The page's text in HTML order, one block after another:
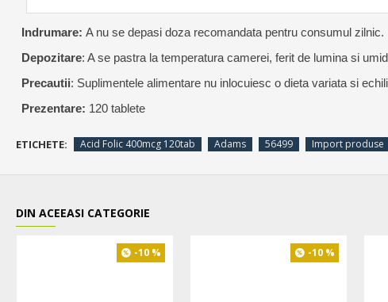
Indrumare: A nu se depasi doza recomandata pentru consumul zilnic.
Depozitare: A se pastra la temperatura camerei, ferit de lumina si
Precautii: Suplimentele alimentare nu inlocuiesc o dieta variata si
Prezentare: 120 tablete
ETICHETE: Acid Folic 400mcg 120tab Adams 56499 Import produse
DIN ACEEASI CATEGORIE
-10 % -10 %